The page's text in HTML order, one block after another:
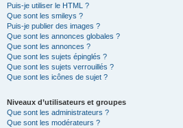
Puis-je utiliser le HTML ?
Que sont les smileys ?
Puis-je publier des images ?
Que sont les annonces globales ?
Que sont les annonces ?
Que sont les sujets épinglés ?
Que sont les sujets verrouillés ?
Que sont les icônes de sujet ?
Niveaux d’utilisateurs et groupes
Que sont les administrateurs ?
Que sont les modérateurs ?